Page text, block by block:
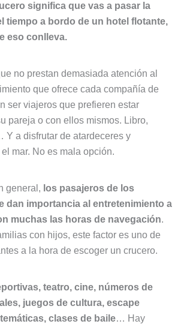
significa que vas a pasar la
tiempo a bordo de un hotel flotante,
eso conlleva.
no prestan demasiada atención al
que ofrece cada compañía de
ser viajeros que prefieren estar
pareja o con ellos mismos. Libro,
Y a disfrutar de atardeceres y
mar. No es mala opción.
general, los pasajeros de los
dan importancia al entretenimiento a
muchas las horas de navegación.
con hijos, este factor es uno de
a la hora de escoger un crucero.
teatro, cine, números de
juegos de cultura, escape
clases de baile… Hay